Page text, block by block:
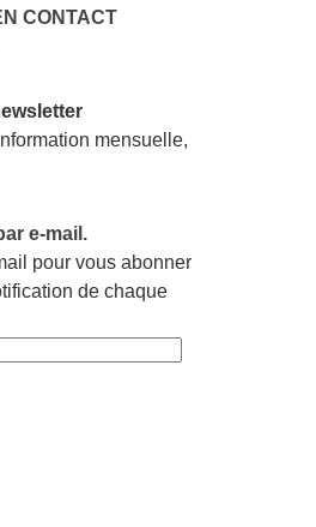
CONTACT
mensuelle,
e-mail.
pour vous abonner
de chaque